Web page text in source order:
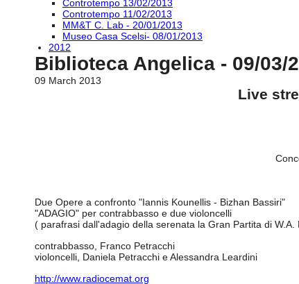
Controtempo 13/02/2013
Controtempo 11/02/2013
MM&T C. Lab - 20/01/2013
Museo Casa Scelsi- 08/01/2013
2012
Biblioteca Angelica - 09/03/
09 March 2013
Live
Due Opere a confronto "Iannis Kounellis - Bizhan Bassiri"
"ADAGIO" per contrabbasso e due violoncelli
( parafrasi dall'adagio della serenata la Gran Partita di
contrabbasso, Franco Petracchi
violoncelli, Daniela Petracchi e Alessandra Leardini
http://www.radiocemat.org